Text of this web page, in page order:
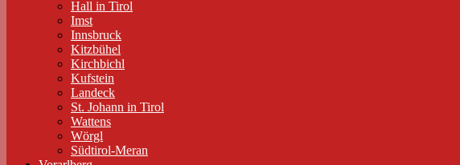
Hall in Tirol
Imst
Innsbruck
Kitzbühel
Kirchbichl
Kufstein
Landeck
St. Johann in Tirol
Wattens
Wörgl
Südtirol-Meran